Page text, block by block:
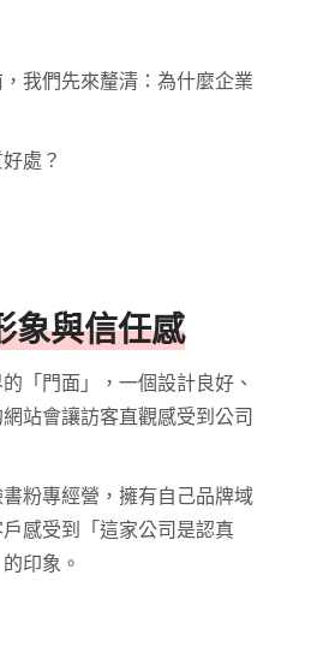
我們先來釐清：為什麼企業
處？
象與信任感
「門面」，一個設計良好、
站會讓訪客直觀感受到公司
粉專經營，擁有自己品牌域
感受到「這家公司是認真
印象。